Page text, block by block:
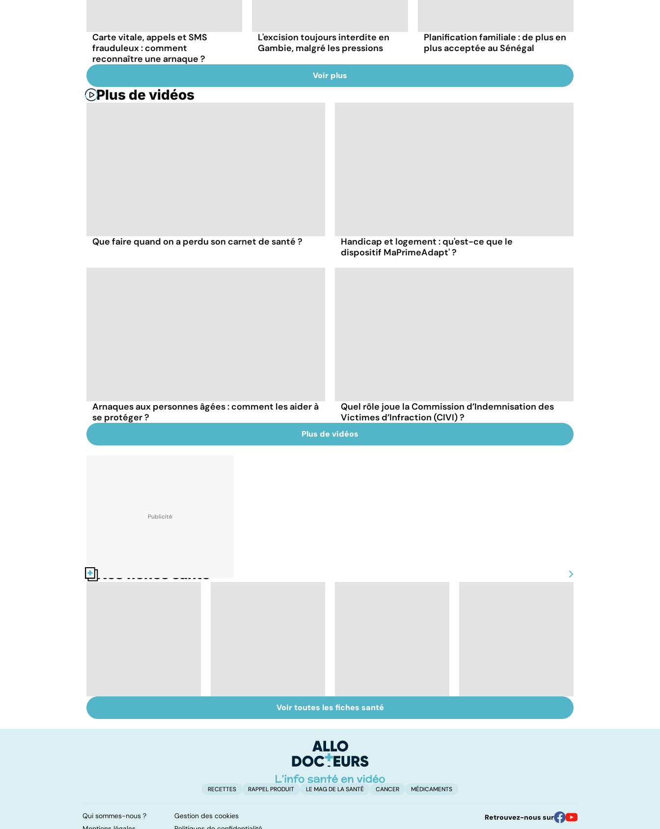
Carte vitale, appels et SMS
frauduleux : comment
reconnaître une arnaque ?
L'excision toujours interdite en
Gambie, malgré les pressions
Planification familiale : de plus en
plus acceptée au Sénégal
Voir plus
Plus de vidéos
Que faire quand on a perdu son carnet de santé ?
Handicap et logement : qu'est-ce que le
dispositif MaPrimeAdapt' ?
Arnaques aux personnes âgées : comment les aider à
se protéger ?
Quel rôle joue la Commission d’Indemnisation des
Victimes d’Infraction (CIVI) ?
Plus de vidéos
Nos fiches santé
cardiologues en
Mediator® : le
scandale sanitaire
Tout savoir sur les
infections
amygdales : que faire
Voir toutes les fiches santé
RECETTES RAPPEL PRODUIT LE MAG DE LA SANTÉ CANCER MÉDICAMENTS
Qui sommes-nous ?
Gestion des cookies
Retrouvez-nous sur